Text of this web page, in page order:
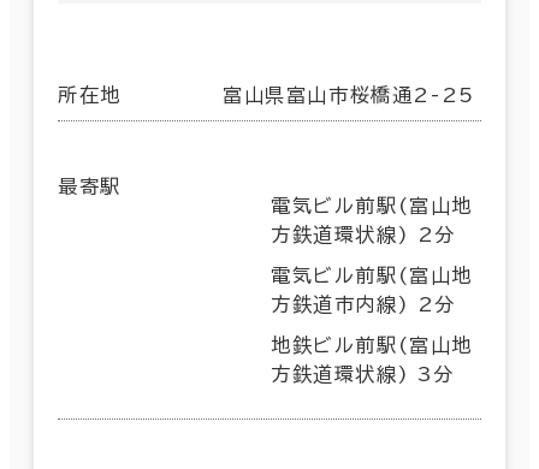
所在地 富山県富山市桜橋通2-25
最寄駅
電気ビル前駅(富山地
方鉄道環状線) 2分
電気ビル前駅(富山地
方鉄道市内線) 2分
地鉄ビル前駅(富山地
方鉄道環状線) 3分